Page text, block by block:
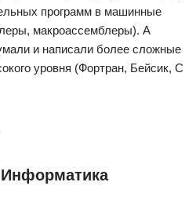
программ в машинные
макроассемблеры). А
и написали более сложные
уровня (Фортран, Бейсик, С